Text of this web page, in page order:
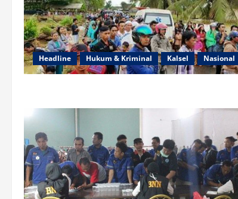
Headline Hukum & Kriminal Kalsel Nasional